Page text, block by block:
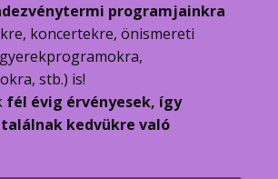
programjainkra
koncertekre, önismereti
stb.) is!
fél évig érvényesek, így
kedvükre való